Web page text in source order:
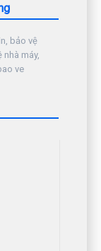
bảo vệ
máy,
ve